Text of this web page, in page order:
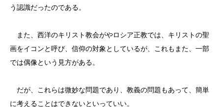
う認識だったのである。
また、西洋のキリスト教会がやロシア正教では、キリストの聖
画をイコンと呼び、信仰の対象としているが、これもまた、一部
では偶像という見方がある。
だが、これらは微妙な問題であり、教義の問題もあって、簡単
に考えることはできないといっていい。